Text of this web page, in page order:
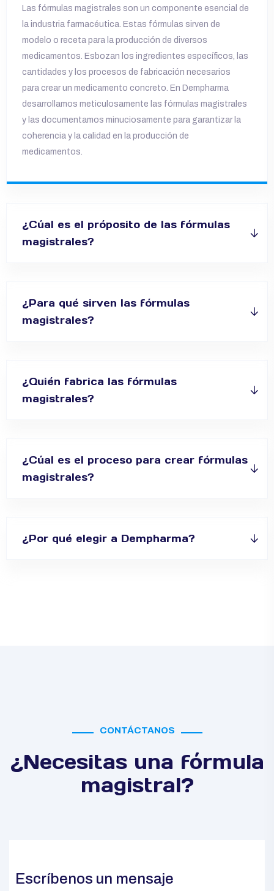
Las fórmulas magistrales son un componente esencial de
la industria farmacéutica. Estas fórmulas sirven de
modelo o receta para la producción de diversos
medicamentos. Esbozan los ingredientes específicos, las
cantidades y los procesos de fabricación necesarios
para crear un medicamento concreto. En Dempharma
desarrollamos meticulosamente las fórmulas magistrales
y las documentamos minuciosamente para garantizar la
coherencia y la calidad en la producción de
medicamentos.
¿Cúal es el próposito de las fórmulas
magistrales?
¿Para qué sirven las fórmulas
magistrales?
¿Quién fabrica las fórmulas
magistrales?
¿Cúal es el proceso para crear fórmulas
magistrales?
¿Por qué elegir a Dempharma?
CONTÁCTANOS
¿Necesitas una fórmula
magistral?
Escríbenos un mensaje